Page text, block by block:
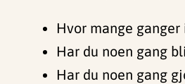
Hvor mange
Har du noen gang
Har du noen gang